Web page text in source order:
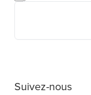
Suivez-nous